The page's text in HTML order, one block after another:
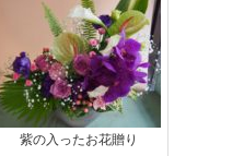
紫の入ったお花贈り